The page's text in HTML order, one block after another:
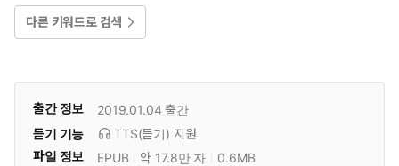
다른 키워드로 검색
출간 정보 2019.01.04 출간
듣기 기능
TTS(듣기) 지원
파일 정보
EPUB 약 17.8만 자
0.6MB